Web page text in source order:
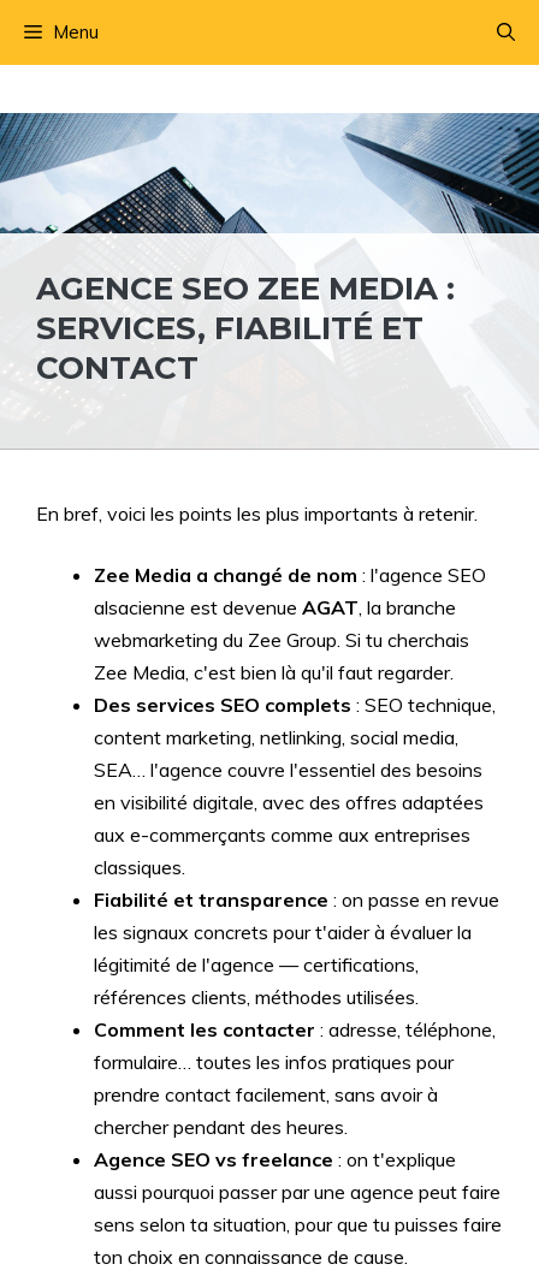
Menu
AGENCE SEO ZEE MEDIA :
SERVICES, FIABILITÉ ET
CONTACT
En bref, voici les points les plus importants à retenir.
Zee Media a changé de nom : l'agence SEO
alsacienne est devenue AGAT, la branche
webmarketing du Zee Group. Si tu cherchais
Zee Media, c'est bien là qu'il faut regarder.
Des services SEO complets : SEO technique,
content marketing, netlinking, social media,
SEA… l'agence couvre l'essentiel des besoins
en visibilité digitale, avec des offres adaptées
aux e-commerçants comme aux entreprises
classiques.
Fiabilité et transparence : on passe en revue
les signaux concrets pour t'aider à évaluer la
légitimité de l'agence — certifications,
références clients, méthodes utilisées.
Comment les contacter : adresse, téléphone,
formulaire… toutes les infos pratiques pour
prendre contact facilement, sans avoir à
chercher pendant des heures.
Agence SEO vs freelance : on t'explique
aussi pourquoi passer par une agence peut faire
sens selon ta situation, pour que tu puisses faire
ton choix en connaissance de cause.